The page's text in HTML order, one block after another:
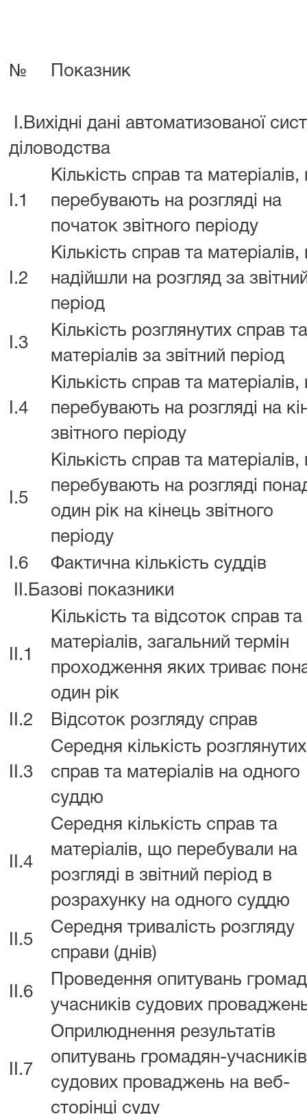
№ Показник
I.Вихідні дані автоматизованої
діловодства
I.1
Кількість справ та
перебувають на розгляді на
початок звітного періоду
I.2
Кількість справ та
надійшли на розгляд за
період
I.3
Кількість розглянутих справ та
матеріалів за звітний період
I.4
Кількість справ та
перебувають на розгляді на
звітного періоду
I.5
Кількість справ та
перебувають на розгляді
один рік на кінець звітного
періоду
I.6
Фактична кількість суддів
II.Базові показники
II.1
Кількість та відсоток справ та
матеріалів, загальний термін
проходження яких триває
один рік
II.2
Відсоток розгляду справ
II.3
Середня кількість розглянутих
справ та матеріалів на одного
суддю
II.4
Середня кількість справ та
матеріалів, що перебували на
розгляді в звітний період в
розрахунку на одного суддю
II.5
Середня тривалість розгляду
справи (днів)
II.6
Проведення опитувань
учасників судових
II.7
Оприлюднення результатів
опитувань громадян-учасників
судових проваджень на веб-
сторінці суду